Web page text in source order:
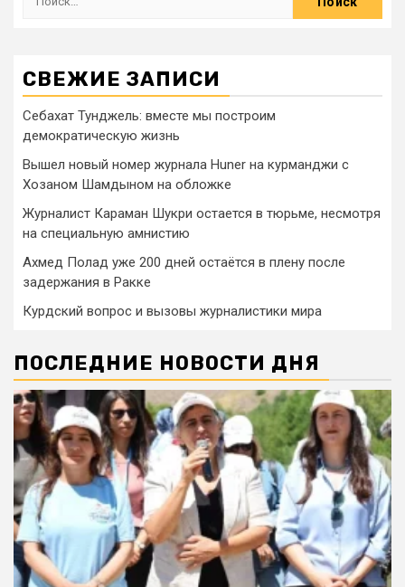
СВЕЖИЕ ЗАПИСИ
Себахат Тунджель: вместе мы построим
демократическую жизнь
Вышел новый номер журнала Huner на курманджи с
Хозаном Шамдыном на обложке
Журналист Караман Шукри остается в тюрьме, несмотря
на специальную амнистию
Ахмед Полад уже 200 дней остаётся в плену после
задержания в Ракке
Курдский вопрос и вызовы журналистики мира
ПОСЛЕДНИЕ НОВОСТИ ДНЯ